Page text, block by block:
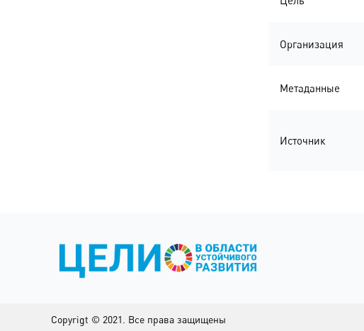
Организация
Метаданные
Источник
Copyrigt © 2021. Все права защищены